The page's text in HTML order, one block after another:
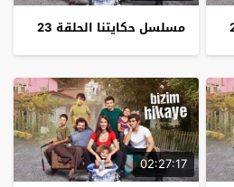
مسلسل حكايتنا الحلقة 23
02:27:17